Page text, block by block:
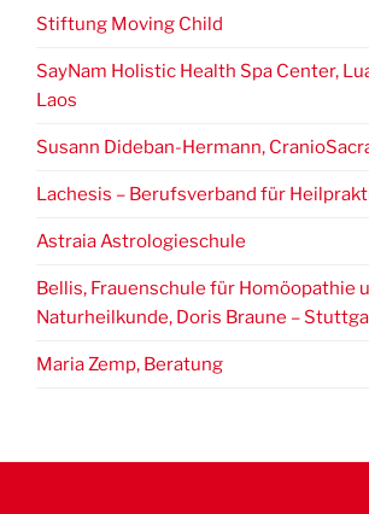
Stiftung Moving Child
SayNam Holistic Health Spa Center,
Laos
Susann Dideban-Hermann,
Lachesis – Berufsverband für
Astraia Astrologieschule
Bellis, Frauenschule für Homöopathie
Naturheilkunde, Doris Braune –
Maria Zemp, Beratung